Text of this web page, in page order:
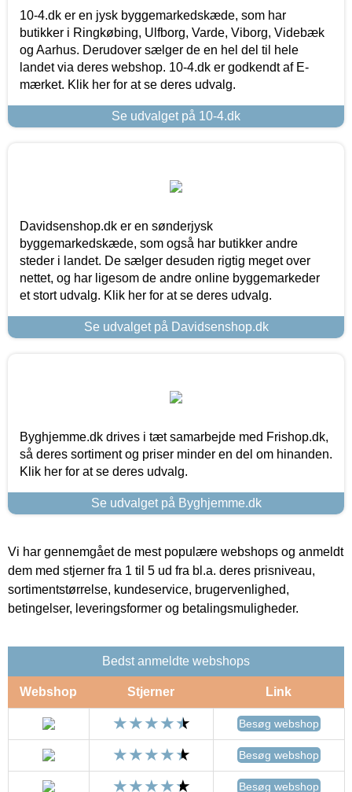
10-4.dk er en jysk byggemarkedskæde, som har
butikker i Ringkøbing, Ulfborg, Varde, Viborg, Videbæk
og Aarhus. Derudover sælger de en hel del til hele
landet via deres webshop. 10-4.dk er godkendt af E-
mærket. Klik her for at se deres udvalg.
Se udvalget på 10-4.dk
Davidsenshop.dk er en sønderjysk
byggemarkedskæde, som også har butikker andre
steder i landet. De sælger desuden rigtig meget over
nettet, og har ligesom de andre online byggemarkeder
et stort udvalg. Klik her for at se deres udvalg.
Se udvalget på Davidsenshop.dk
Byghjemme.dk drives i tæt samarbejde med Frishop.dk,
så deres sortiment og priser minder en del om hinanden.
Klik her for at se deres udvalg.
Se udvalget på Byghjemme.dk
Vi har gennemgået de mest populære webshops og anmeldt
dem med stjerner fra 1 til 5 ud fra bl.a. deres prisniveau,
sortimentstørrelse, kundeservice, brugervenlighed,
betingelser, leveringsformer og betalingsmuligheder.
Bedst anmeldte webshops
Webshop Stjerner Link
Besøg webshop
Besøg webshop
Besøg webshop